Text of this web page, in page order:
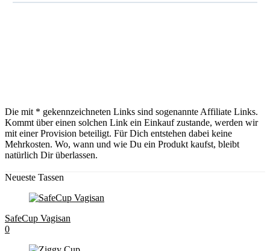
Stunden im Körper bleiben… und sie macht alles mit! Du
Die mit * gekennzeichneten Links sind sogenannte Affiliate Links.
Kommt über einen solchen Link ein Einkauf zustande, werden wir
mit einer Provision beteiligt. Für Dich entstehen dabei keine
Mehrkosten. Wo, wann und wie Du ein Produkt kaufst, bleibt
natürlich Dir überlassen.
Neueste Tassen
SafeCup Vagisan
0